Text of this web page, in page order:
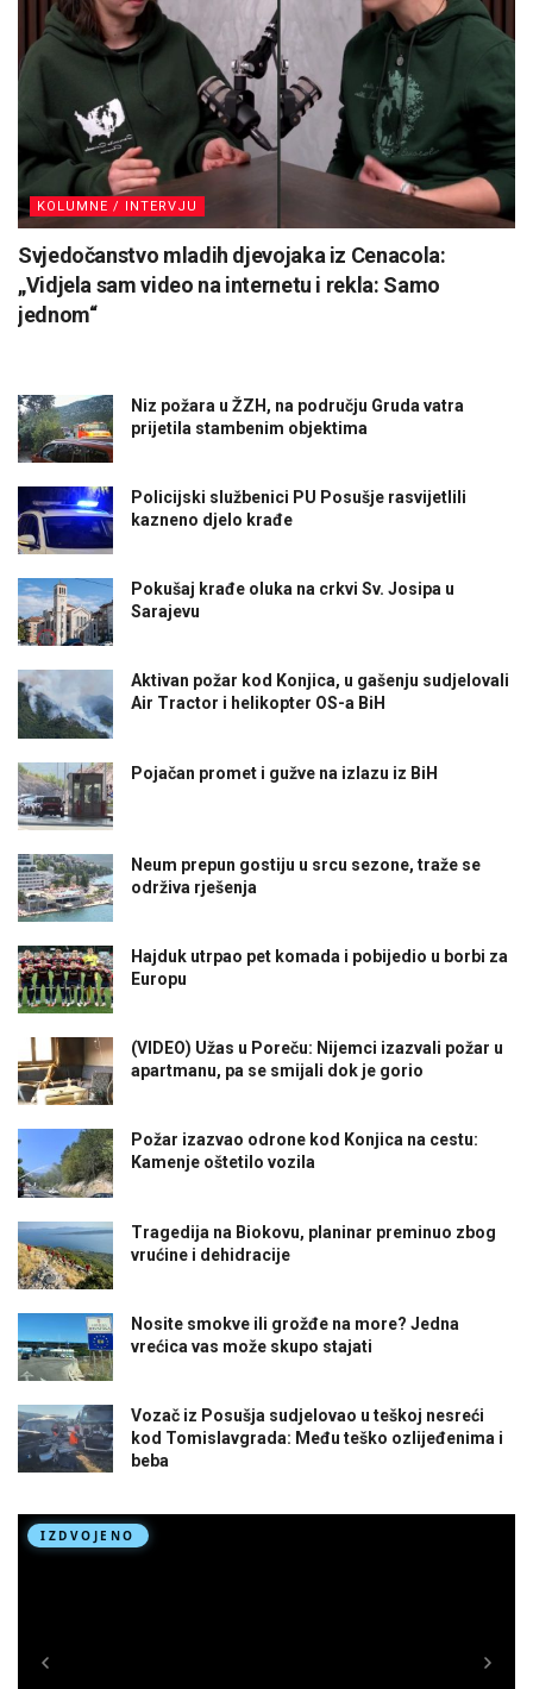
KOLUMNE / INTERVJU
Svjedočanstvo mladih djevojaka iz Cenacola:
„Vidjela sam video na internetu i rekla: Samo
jednom“
Niz požara u ŽZH, na području Gruda vatra
prijetila stambenim objektima
Policijski službenici PU Posušje rasvijetlili
kazneno djelo krađe
Pokušaj krađe oluka na crkvi Sv. Josipa u
Sarajevu
Aktivan požar kod Konjica, u gašenju sudjelovali
Air Tractor i helikopter OS-a BiH
Pojačan promet i gužve na izlazu iz BiH
Neum prepun gostiju u srcu sezone, traže se
održiva rješenja
Hajduk utrpao pet komada i pobijedio u borbi za
Europu
(VIDEO) Užas u Poreču: Nijemci izazvali požar u
apartmanu, pa se smijali dok je gorio
Požar izazvao odrone kod Konjica na cestu:
Kamenje oštetilo vozila
Tragedija na Biokovu, planinar preminuo zbog
vrućine i dehidracije
Nosite smokve ili grožđe na more? Jedna
vrećica vas može skupo stajati
Vozač iz Posušja sudjelovao u teškoj nesreći
kod Tomislavgrada: Među teško ozlijeđenima i
beba